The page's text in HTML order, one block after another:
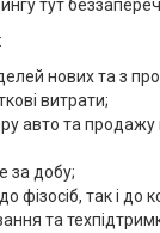
тут
нових та з
витрати;
авто та продажу
за добу;
фізосіб, так і до
та